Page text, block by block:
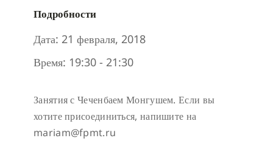
Подробности
Дата: 21 февраля, 2018
Время: 19:30 - 21:30
Занятия с Чеченбаем Монгушем. Если вы
хотите присоединиться, напишите на
mariam@fpmt.ru